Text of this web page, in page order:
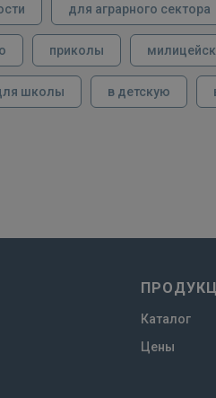
для аграрного сектора
приколы
школы в детскую
Каталог
Цены